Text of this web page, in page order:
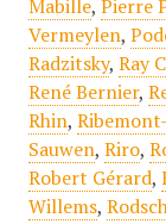
Mabille, Pierre
Vermeylen,
Radzitsky, Ray
René Bernier,
Rhin,
Sauwen, Riro,
Robert Gérard,
Willems,